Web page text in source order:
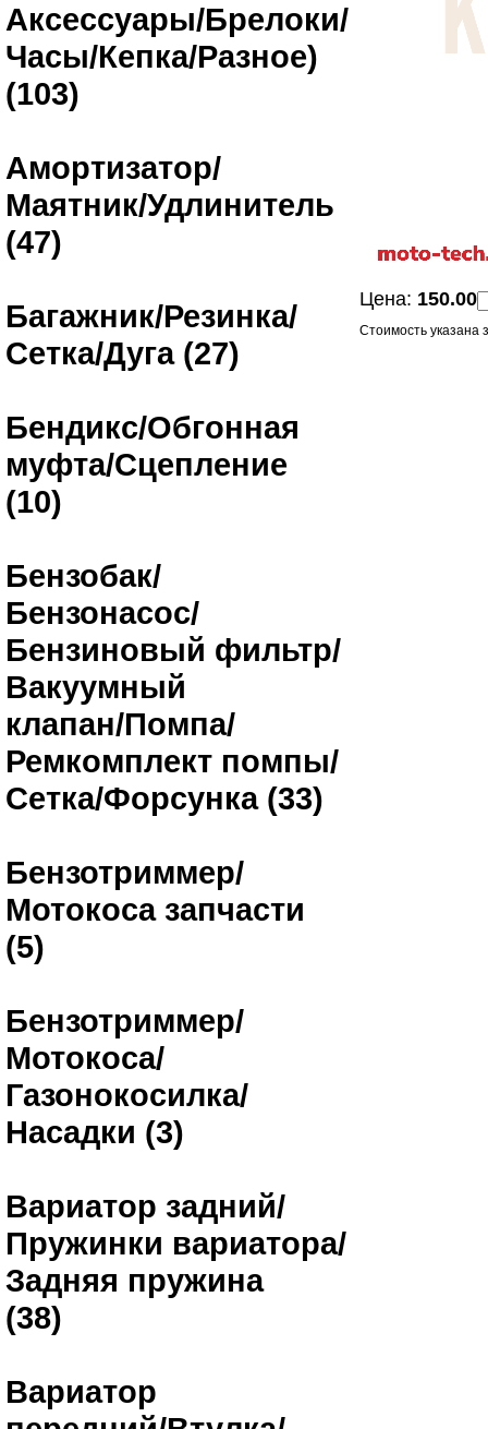
Аксессуары/Брелоки/
Часы/Кепка/Разное)
(103)
Амортизатор/
Маятник/Удлинитель
(47)
Багажник/Резинка/
Сетка/Дуга (27)
Бендикс/Обгонная
муфта/Сцепление
(10)
Бензобак/
Бензонасос/
Бензиновый фильтр/
Вакуумный
клапан/Помпа/
Ремкомплект помпы/
Сетка/Форсунка (33)
Бензотриммер/
Мотокоса запчасти
(5)
Бензотриммер/
Мотокоса/
Газонокосилка/
Насадки (3)
Вариатор задний/
Пружинки вариатора/
Задняя пружина
(38)
Вариатор
Цена: 150.00
Стоимость указана